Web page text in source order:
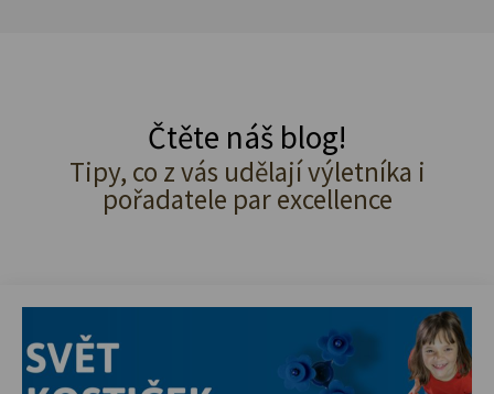
Čtěte náš blog!
Tipy, co z vás udělají výletníka i
pořadatele par excellence